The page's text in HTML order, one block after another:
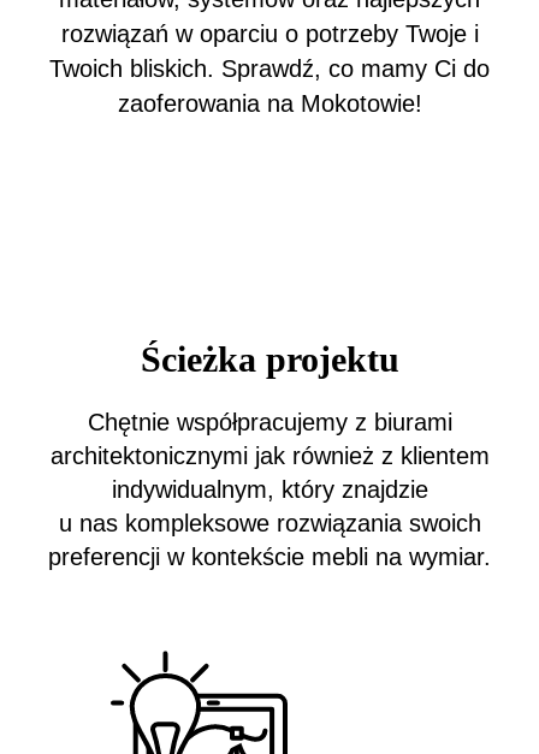
rozwiązań w oparciu o potrzeby Twoje i
Twoich bliskich. Sprawdź, co mamy Ci do
zaoferowania na Mokotowie!
Ścieżka projektu
Chętnie współpracujemy z biurami
architektonicznymi jak również z klientem
indywidualnym, który znajdzie
u nas kompleksowe rozwiązania swoich
preferencji w kontekście mebli na wymiar.